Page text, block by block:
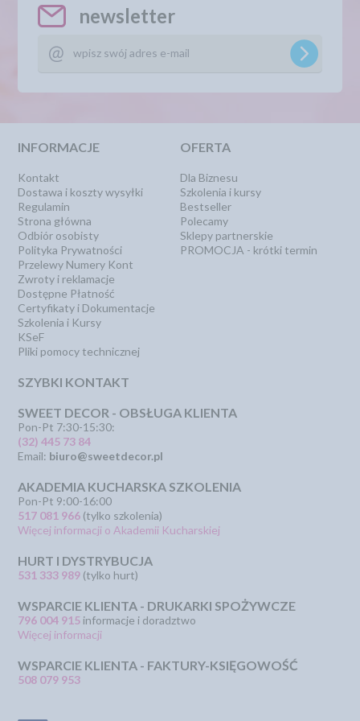
newsletter
INFORMACJE
Kontakt
Dostawa i koszty wysyłki
Regulamin
Strona główna
Odbiór osobisty
Polityka Prywatności
Przelewy Numery Kont
Zwroty i reklamacje
Dostępne Płatność
Certyfikaty i Dokumentacje
Szkolenia i Kursy
KSeF
Pliki pomocy technicznej
OFERTA
Dla Biznesu
Szkolenia i kursy
Bestseller
Polecamy
Sklepy partnerskie
PROMOCJA - krótki termin
SZYBKI KONTAKT
SWEET DECOR - OBSŁUGA KLIENTA
Pon-Pt 7:30-15:30:
(32) 445 73 84
Email: biuro@sweetdecor.pl
AKADEMIA KUCHARSKA SZKOLENIA
Pon-Pt 9:00-16:00
517 081 966 (tylko szkolenia)
Więcej informacji o Akademii Kucharskiej
HURT I DYSTRYBUCJA
531 333 989 (tylko hurt)
WSPARCIE KLIENTA - DRUKARKI SPOŻYWCZE
796 004 915 informacje i doradztwo
Więcej informacji
WSPARCIE KLIENTA - FAKTURY-KSIĘGOWOŚĆ
508 079 953